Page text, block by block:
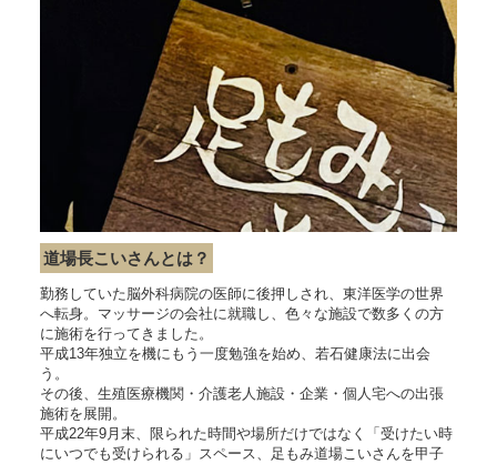
道場長こいさんとは？
勤務していた脳外科病院の医師に後押しされ、東洋医学の世界
へ転身。マッサージの会社に就職し、色々な施設で数多くの方
に施術を行ってきました。
平成13年独立を機にもう一度勉強を始め、若石健康法に出会
う。
その後、生殖医療機関・介護老人施設・企業・個人宅への出張
施術を展開。
平成22年9月末、限られた時間や場所だけではなく「受けたい時
にいつでも受けられる」スペース、足もみ道場こいさんを甲子